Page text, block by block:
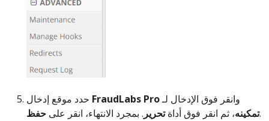
FraudLabs Proوانقر فوق الإدخال لـ
تمكينه، ثم انقر فوق أداةتحرير . بمجرد الانتهاء، انقر على حفظ .